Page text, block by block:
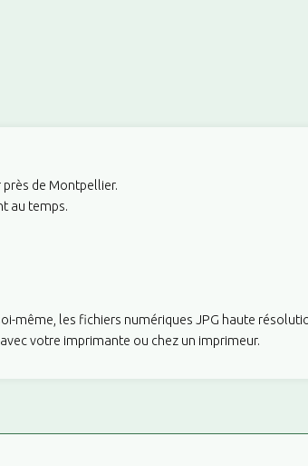
de Montpellier.
au temps.
même, les fichiers numériques JPG haute
votre imprimante ou chez un imprimeur.